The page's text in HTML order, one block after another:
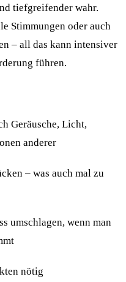
tiefgreifender wahr.
Stimmungen oder auch
– all das kann intensiver
führen.
Geräusche, Licht,
anderer
– was auch mal zu
umschlagen, wenn man
nötig